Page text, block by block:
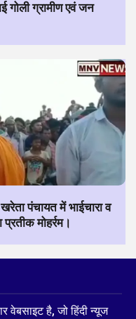
गोली ग्रामीण एवं जन
पंचायत में भाईचारा व
मोहर्रम।
वेबसाइट है, जो हिंदी न्यूज